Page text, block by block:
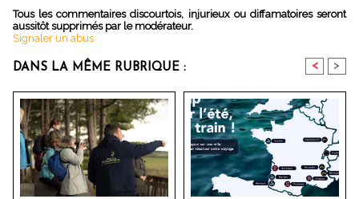
Tous les commentaires discourtois, injurieux ou diffamatoires seront
aussitôt supprimés par le modérateur.
Signaler un abus
DANS LA MÊME RUBRIQUE : < >